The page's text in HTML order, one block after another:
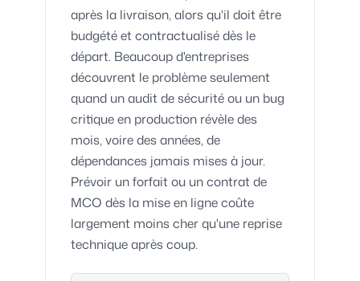
après la livraison, alors qu'il doit être
budgété et contractualisé dès le
départ. Beaucoup d'entreprises
découvrent le problème seulement
quand un audit de sécurité ou un bug
critique en production révèle des
mois, voire des années, de
dépendances jamais mises à jour.
Prévoir un forfait ou un contrat de
MCO dès la mise en ligne coûte
largement moins cher qu'une reprise
technique après coup.